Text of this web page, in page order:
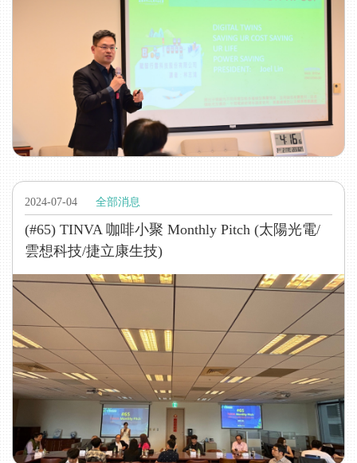
2024-07-04 全部消息
(#65) TINVA 咖啡小聚 Monthly Pitch (太陽光電/
雲想科技/捷立康生技)